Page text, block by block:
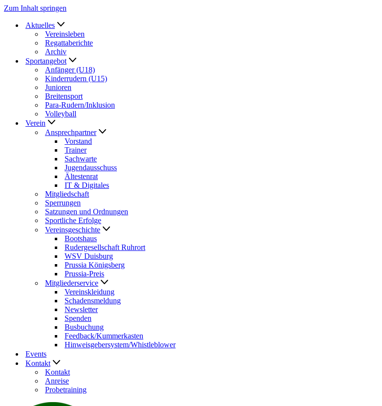
Zum Inhalt springen
Aktuelles
Vereinsleben
Regattaberichte
Archiv
Sportangebot
Anfänger (U18)
Kinderrudern (U15)
Junioren
Breitensport
Para-Rudern/Inklusion
Volleyball
Verein
Ansprechpartner
Vorstand
Trainer
Sachwarte
Jugendausschuss
Ältestenrat
IT & Digitales
Mitgliedschaft
Sperrungen
Satzungen und Ordnungen
Sportliche Erfolge
Vereinsgeschichte
Bootshaus
Rudergesellschaft Ruhrort
WSV Duisburg
Prussia Königsberg
Prussia-Preis
Mitgliederservice
Vereinskleidung
Schadensmeldung
Newsletter
Spenden
Busbuchung
Feedback/Kummerkasten
Hinweisgebersystem/Whistleblower
Events
Kontakt
Kontakt
Anreise
Probetraining